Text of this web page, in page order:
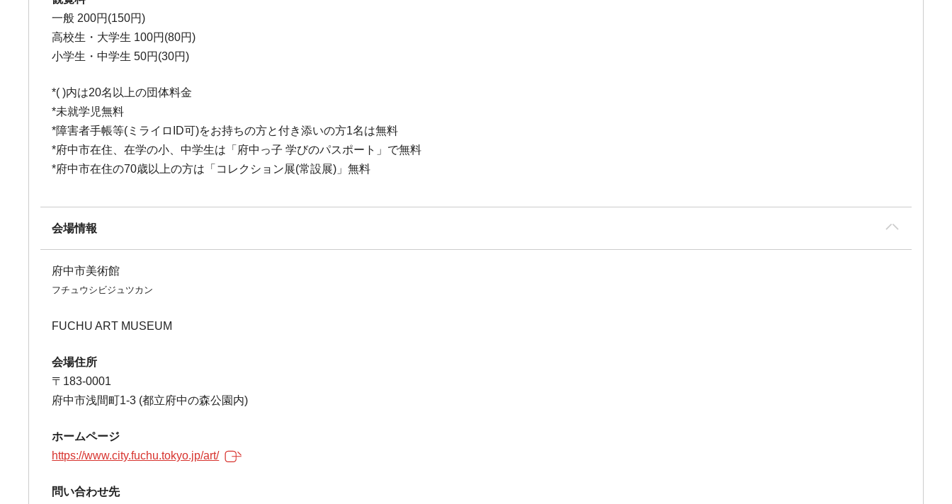
一般 200円(150円)
高校生・大学生 100円(80円)
小学生・中学生 50円(30円)
*( )内は20名以上の団体料金
*未就学児無料
*障害者手帳等(ミライロID可)をお持ちの方と付き添いの方1名は無料
*府中市在住、在学の小、中学生は「府中っ子 学びのパスポート」で無料
*府中市在住の70歳以上の方は「コレクション展(常設展)」無料
会場情報
府中市美術館
フチュウシビジュツカン
FUCHU ART MUSEUM
会場住所
〒183-0001
府中市浅間町1-3 (都立府中の森公園内)
ホームページ
https://www.city.fuchu.tokyo.jp/art/
問い合わせ先